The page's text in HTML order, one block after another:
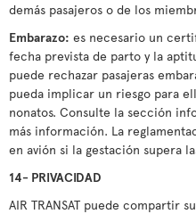
demás pasajeros o de los
Embarazo: es necesario un
fecha prevista de parto y la
puede rechazar pasajeras
pueda implicar un riesgo para
nonatos. Consulte la sección
más información. La
en avión si la gestación supera
14- PRIVACIDAD
AIR TRANSAT puede compartir